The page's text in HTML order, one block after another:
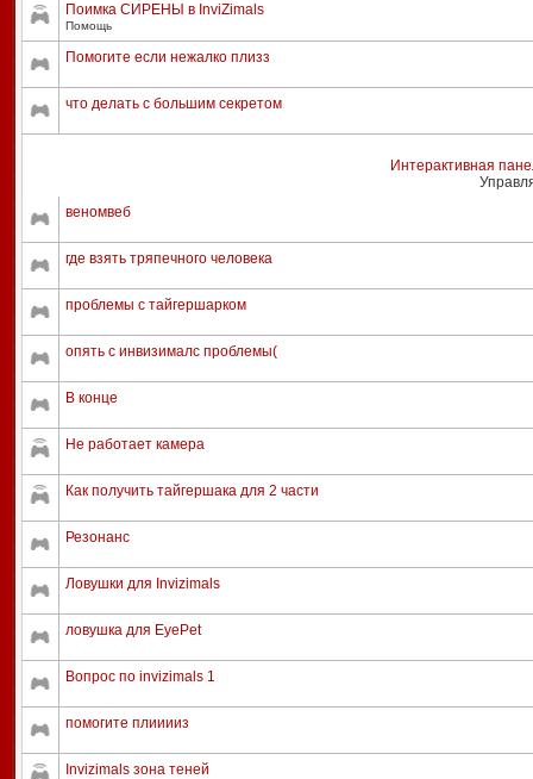
Поимка СИРЕНЫ в InviZimals
Помощь
Помогите если нежалко плизз
что делать с большим секретом
Интерактивная
веномвеб
где взять тряпечного человека
проблемы с тайгершарком
опять с инвизималс проблемы(
В конце
Не работает камера
Как получить тайгершака для 2 части
Резонанс
Ловушки для Invizimals
ловушка для EyePet
Вопрос по invizimals 1
помогите плииииз
Invizimals зона теней